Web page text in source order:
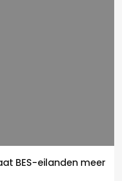
BES-eilanden meer